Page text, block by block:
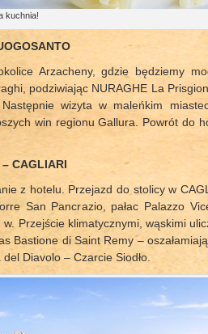
kuchnia!
Arzacheny, gdzie będziemy
podziwiając NURAGHE La
wizyta w maleńkim
win regionu Gallura. Powrót do
CAGLIARI
z hotelu. Przejazd do stolicy w
San Pancrazio, pałac Palazzo
Przejście klimatycznymi, wąskimi
Bastione di Saint Remy –
Diavolo – Czarcie Siodło.